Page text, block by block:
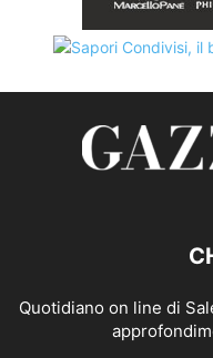
Quotidiano on line di